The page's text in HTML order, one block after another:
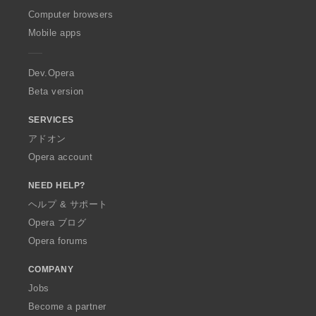
O
p
a
Computer browsers
Mobile apps
Dev.Opera
Beta version
SERVICES
アドオン
Opera account
NEED HELP?
ヘルプ & サポート
Opera ブログ
Opera forums
COMPANY
Jobs
Become a partner